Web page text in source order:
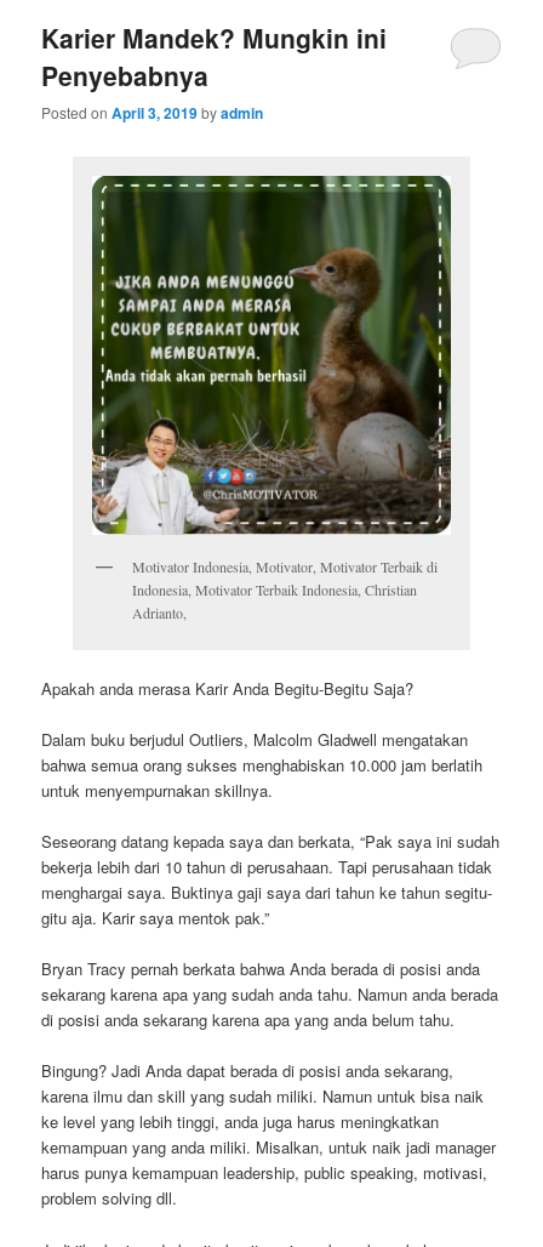
Karier Mandek? Mungkin ini
Penyebabnya
Posted onApril 3, 2019byadmin
Motivator Indonesia, Motivator, Motivator Terbaik di
Indonesia, Motivator Terbaik Indonesia, Christian
Adrianto,
Apakah anda merasa Karir Anda Begitu-Begitu Saja?
Dalam buku berjudul Outliers, Malcolm Gladwell mengatakan
bahwa semua orang sukses menghabiskan 10.000 jam berlatih
untuk menyempurnakan skillnya.
Seseorang datang kepada saya dan berkata, “Pak saya ini sudah
bekerja lebih dari 10 tahun di perusahaan. Tapi perusahaan tidak
menghargai saya. Buktinya gaji saya dari tahun ke tahun segitu-
gitu aja. Karir saya mentok pak.”
Bryan Tracy pernah berkata bahwa Anda berada di posisi anda
sekarang karena apa yang sudah anda tahu. Namun anda berada
di posisi anda sekarang karena apa yang anda belum tahu.
Bingung? Jadi Anda dapat berada di posisi anda sekarang,
karena ilmu dan skill yang sudah miliki. Namun untuk bisa naik
ke level yang lebih tinggi, anda juga harus meningkatkan
kemampuan yang anda miliki. Misalkan, untuk naik jadi manager
harus punya kemampuan leadership, public speaking, motivasi,
problem solving dll.